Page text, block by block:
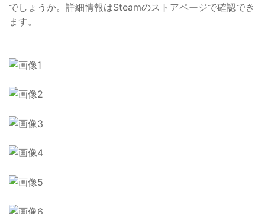
でしょうか。詳細情報はSteamのストアページで確認でき
ます。